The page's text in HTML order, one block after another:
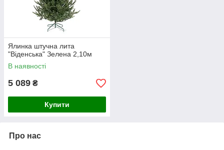
Ялинка штучна лита
"Віденська" Зелена 2,10м
В наявності
5 089 ₴
Купити
Про нас